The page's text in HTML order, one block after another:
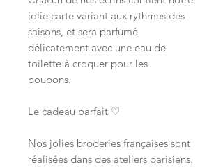
jolie carte variant aux rythmes des
saisons, et sera parfumé
délicatement avec une eau de
toilette à croquer pour les
poupons.
Le cadeau parfait ♡
Nos jolies broderies françaises sont
réalisées dans des ateliers parisiens.